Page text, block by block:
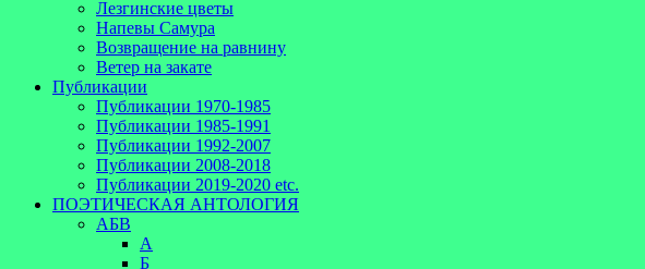
Лезгинские цветы
Напевы Самура
Возвращение на равнину
Ветер на закате
Публикации
Публикации 1970-1985
Публикации 1985-1991
Публикации 1992-2007
Публикации 2008-2018
Публикации 2019-2020 etc.
ПОЭТИЧЕСКАЯ АНТОЛОГИЯ
АБВ
А
Б